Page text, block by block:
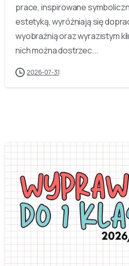
prace, inspirowane
estetyką, wyróżniają się
wyobraźnią oraz wyrazistym
nich można dostrzec...
2026-07-31